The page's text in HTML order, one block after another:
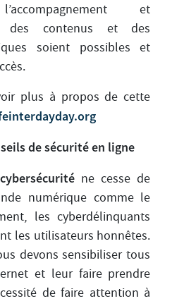
et
des contenus et des
soient possibles et
plus à propos de cette
de sécurité en ligne
cybersécurité ne cesse de
numérique comme le
les cyberdélinquants
les utilisateurs honnêtes.
devons sensibiliser tous
et leur faire prendre
de faire attention à